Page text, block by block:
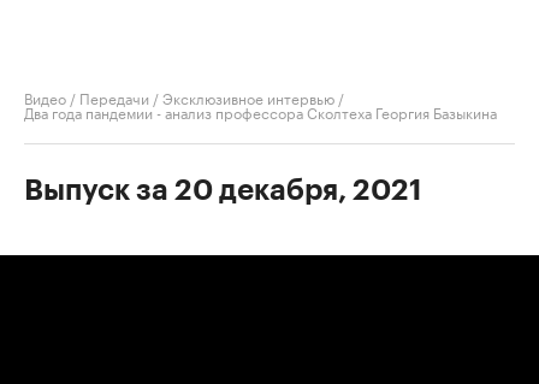
Видео / Передачи /Эксклюзивное интервью /
Два года пандемии - анализ профессора Сколтеха Георгия Базыкина
Выпуск за 20 декабря, 2021